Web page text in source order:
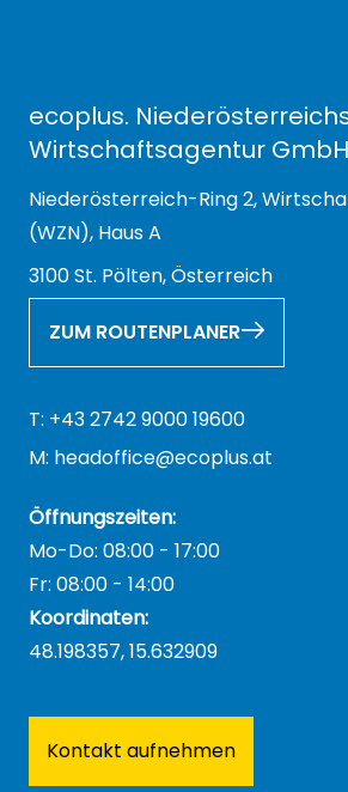
ecoplus.
Wirtschaftsagentur GmbH
Niederösterreich-Ring 2,
(WZN), Haus A
3100 St. Pölten, Österreich
ZUM ROUTENPLANER
T: +43 2742 9000 19600
M: headoffice@ecoplus.at
Öffnungszeiten:
Mo-Do: 08:00 - 17:00
Fr: 08:00 - 14:00
Koordinaten:
48.198357, 15.632909
Kontakt aufnehmen